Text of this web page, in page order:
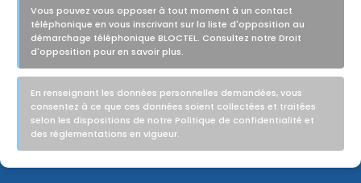
Vous pouvez vous opposer à tout moment à un contact
téléphonique en vous inscrivant sur la liste d'opposition au
démarchage téléphonique BLOCTEL. Consultez notre Droit
d'opposition pour en savoir plus.
En renseignant les données personnelles demandées, vous
consentez à ce que ces données soient collectées et traitées
selon les dispositions de notre Politique de confidentialité et
des réglementations en vigueur.